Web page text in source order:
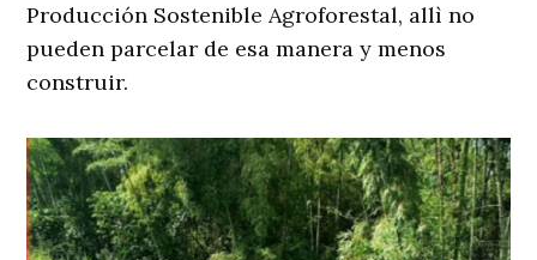
Producción Sostenible Agroforestal, allì no
pueden parcelar de esa manera y menos
construir.